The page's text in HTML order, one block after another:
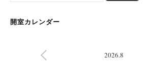
開室カレンダー
2026.8